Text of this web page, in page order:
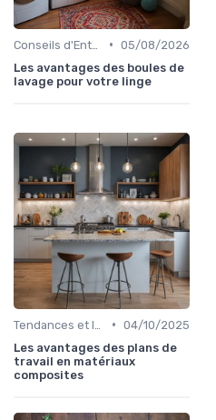
• 05/08/2026
Les avantages des boules de
lavage pour votre linge
• 04/10/2025
Les avantages des plans de
travail en matériaux
composites